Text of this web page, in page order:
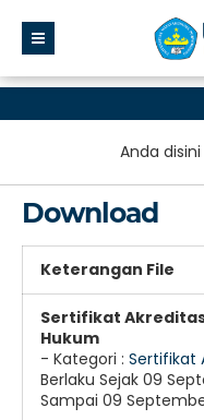
Anda disini
Download
Keterangan File
Sertifikat
Hukum
- Kategori : Sertifikat
Berlaku Sejak 09
Sampai 09